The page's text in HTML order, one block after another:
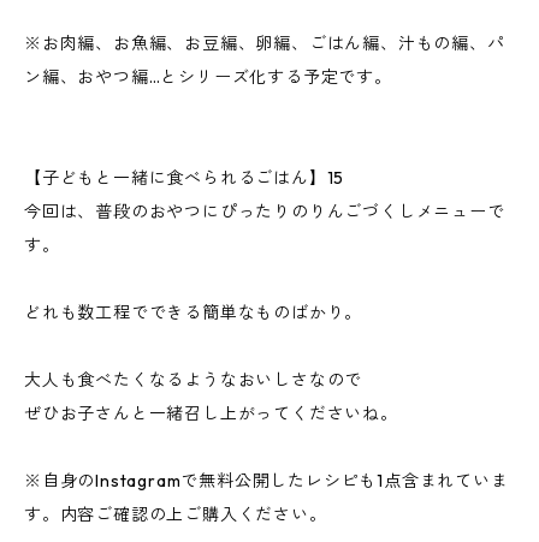
※お肉編、お魚編、お豆編、卵編、ごはん編、汁もの編、パ
ン編、おやつ編…とシリーズ化する予定です。
【子どもと一緒に食べられるごはん】15
今回は、普段のおやつにぴったりのりんごづくしメニューで
す。
どれも数工程でできる簡単なものばかり。
大人も食べたくなるようなおいしさなので
ぜひお子さんと一緒召し上がってくださいね。
※自身のInstagramで無料公開したレシピも1点含まれていま
す。内容ご確認の上ご購入ください。